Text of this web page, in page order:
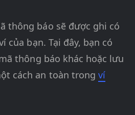
thông báo sẽ được ghi có
của bạn. Tại đây, bạn có
thông báo khác hoặc lưu
cách an toàn trongví